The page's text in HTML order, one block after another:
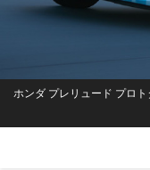
ホンダ プレリュード プロト